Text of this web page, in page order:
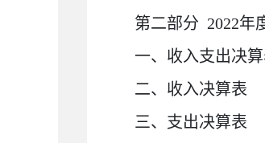
第二部分 2022年
一、收入支出决
二、收入决算表
三、支出决算表